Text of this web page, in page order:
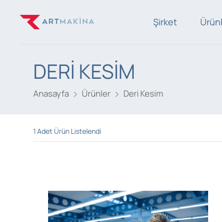
Şirket
DERI KESIM
Anasayfa Ürünler Deri Kesim
1 Adet Ürün Listelendi